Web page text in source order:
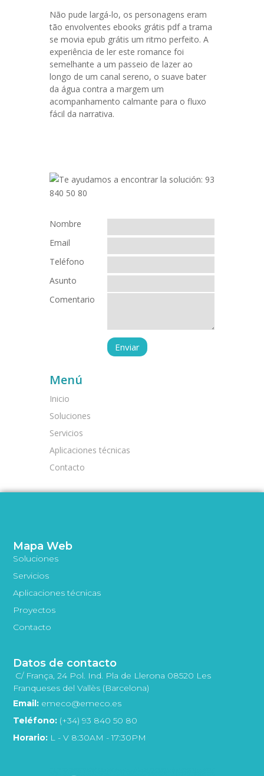
Não pude largá-lo, os personagens eram
tão envolventes ebooks grátis pdf a trama
se movia epub grátis um ritmo perfeito. A
experiência de ler este romance foi
semelhante a um passeio de lazer ao
longo de um canal sereno, o suave bater
da água contra a margem um
acompanhamento calmante para o fluxo
fácil da narrativa.
Nombre
Email
Teléfono
Asunto
Comentario
Menú
Inicio
Soluciones
Servicios
Aplicaciones técnicas
Contacto
Mapa Web
Soluciones
Servicios
Aplicaciones técnicas
Proyectos
Contacto
Datos de contacto
C/ França, 24 Pol. Ind. Pla de Llerona 08520 Les
Franqueses del Vallès (Barcelona)
Email: emeco@emeco.es
Teléfono: (+34) 93 840 50 80
Horario: L - V 8:30AM - 17:30PM